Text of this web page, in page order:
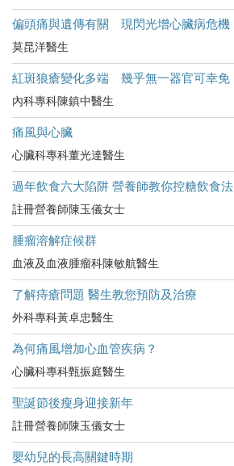
偏頭痛與遺傳有關 現閃光增心臟病危機
莫昆洋醫生
紅斑狼瘡變化多端 幾乎無一器官可幸免
內科專科陳鎮中醫生
痛風與心臟
心臟科專科董光達醫生
過年飲食六大陷阱 營養師教你控糖飲食法
註冊營養師陳玉儀女士
腫瘤溶解症候群
血液及血液腫瘤科陳敏航醫生
了解痔瘡問題 醫生教您預防及治療
外科專科黃卓忠醫生
為何痛風增加心血管疾病？
心臟科專科甄振庭醫生
聖誕節後瘦身迎接新年
註冊營養師陳玉儀女士
嬰幼兒的長高關鍵時期